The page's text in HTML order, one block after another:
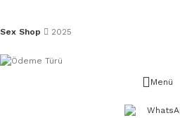
Sex Shop 2025
Menü